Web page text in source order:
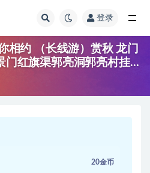
登录
相约 （长线游）赏秋 龙门
门红旗渠郭亮洞郭亮村挂
峡
20金币